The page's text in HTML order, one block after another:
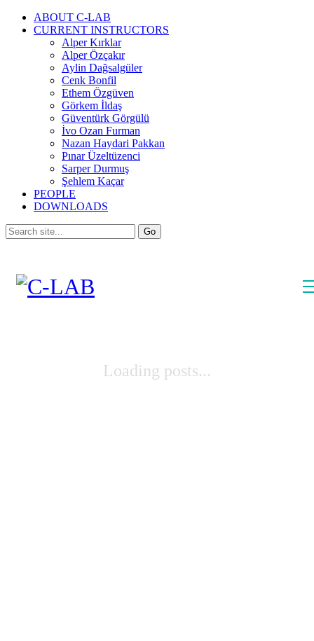
ABOUT C-LAB
CURRENT INSTRUCTORS
Alper Kırklar
Alper Özçakır
Aylin Dağsalgüler
Cenk Bonfil
Ethem Özgüven
Görkem İldaş
Güventürk Görgülü
İvo Ozan Furman
Nazan Haydari Pakkan
Pınar Üzeltüzenci
Sarper Durmuş
Şehlem Kaçar
PEOPLE
DOWNLOADS
Loading posts...